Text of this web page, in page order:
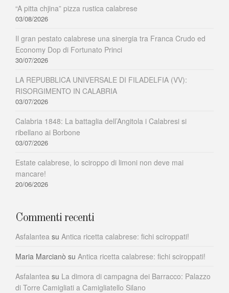
“A pitta chjina” pizza rustica calabrese
03/08/2026
Il gran pestato calabrese una sinergia tra Franca Crudo ed
Economy Dop di Fortunato Princi
30/07/2026
LA REPUBBLICA UNIVERSALE DI FILADELFIA (VV):
RISORGIMENTO IN CALABRIA
03/07/2026
Calabria 1848: La battaglia dell’Angitola i Calabresi si
ribellano ai Borbone
03/07/2026
Estate calabrese, lo sciroppo di limoni non deve mai
mancare!
20/06/2026
Commenti recenti
Asfalantea su Antica ricetta calabrese: fichi sciroppati!
Maria Marcianò su Antica ricetta calabrese: fichi sciroppati!
Asfalantea su La dimora di campagna dei Barracco: Palazzo
di Torre Camigliati a Camigliatello Silano